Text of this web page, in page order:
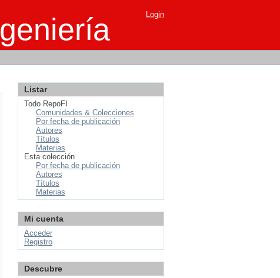
Login
Listar
Todo RepoFI
Comunidades & Colecciones
Por fecha de publicación
Autores
Títulos
Materias
Esta colección
Por fecha de publicación
Autores
Títulos
Materias
Mi cuenta
Acceder
Registro
Descubre